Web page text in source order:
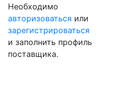
Необходимо
авторизоваться или
зарегистрироваться
и заполнить профиль
поставщика.